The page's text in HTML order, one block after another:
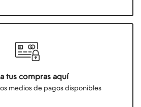
tus compras aquí
medios de pagos disponibles